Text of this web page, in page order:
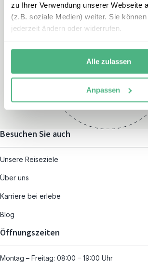
zu Ihrer Verwendung unserer Webseite
(z.B. soziale Medien) weiter. Sie
jederzeit ändern oder widerrufen.
Alle zulassen
Anpassen
Montag – Freitag:
und nach individueller
Terminvereinbarung
Besuchen Sie auch
Unsere Reiseziele
Über uns
Karriere bei erlebe
Blog
Öffnungszeiten
Montag – Freitag: 08:00 – 19:00 Uhr